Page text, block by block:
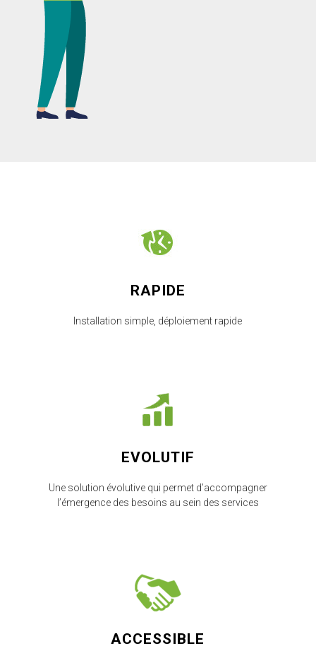
RAPIDE
Installation simple, déploiement rapide
EVOLUTIF
Une solution évolutive qui permet d’accompagner
l’émergence des besoins au sein des services
ACCESSIBLE